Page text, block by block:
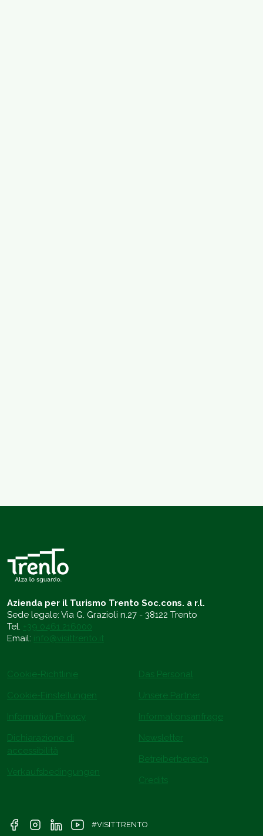
Azienda per il Turismo Trento Soc.cons. a r.l.
Sede legale: Via G. Grazioli n.27 - 38122 Trento
Tel. +39 0461 216000
Email: info@visittrento.it
Cookie-Richtlinie
Cookie-Einstellungen
Informativa Privacy
Dichiarazione di
accessibilità
Verkaufsbedingungen
Das Personal
Unsere Partner
Informationsanfrage
Newsletter
Betreiberbereich
Credits
#VISITTRENTO